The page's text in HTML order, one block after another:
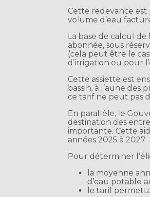
Cette redevance est
volume d’eau
La base de calcul
abonnée, sous
(cela peut être le
d’irrigation ou pour
Cette assiette est
bassin, à l’aune
ce tarif ne peut pas
En parallèle, le
destination des
importante. Cette
années 2025 à 2027.
Pour déterminer
la moyenne
d’eau potable
le tarif